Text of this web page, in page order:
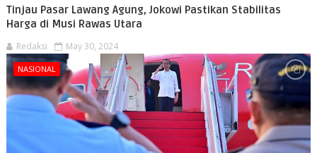
Tinjau Pasar Lawang Agung, Jokowi Pastikan Stabilitas
Harga di Musi Rawas Utara
Redaksi May 30, 2024
NASIONAL